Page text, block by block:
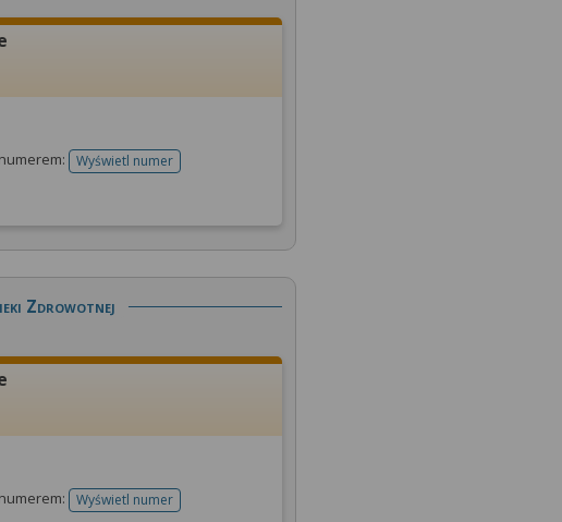
Wyświetl numertelefonu do rejestracji
Zdrowotnej
Wyświetl numertelefonu do rejestracji